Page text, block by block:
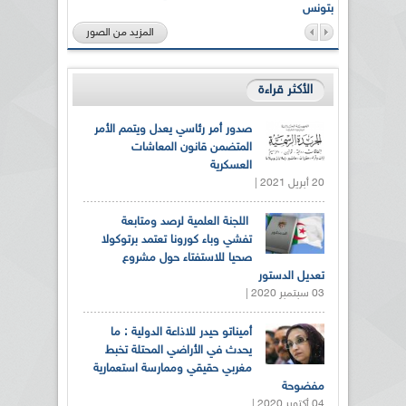
بتونس
المزيد من الصور
الأكثر قراءة
صدور أمر رئاسي يعدل ويتمم الأمر
المتضمن قانون المعاشات
العسكرية
20 أبريل 2021 |
اللجنة العلمية لرصد ومتابعة
تفشي وباء كورونا تعتمد برتوكولا
صحيا للاستفتاء حول مشروع
تعديل الدستور
03 سبتمبر 2020 |
أميناتو حيدر للاذاعة الدولية : ما
يحدث في الأراضي المحتلة تخبط
مغربي حقيقي وممارسة استعمارية
مفضوحة